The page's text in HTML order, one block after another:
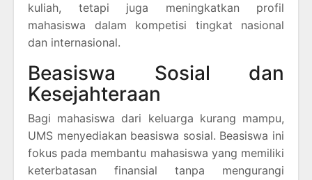
kuliah, tetapi juga meningkatkan profil
mahasiswa dalam kompetisi tingkat nasional
dan internasional.
Beasiswa Sosial dan
Kesejahteraan
Bagi mahasiswa dari keluarga kurang mampu,
UMS menyediakan beasiswa sosial. Beasiswa ini
fokus pada membantu mahasiswa yang memiliki
keterbatasan finansial tanpa mengurangi